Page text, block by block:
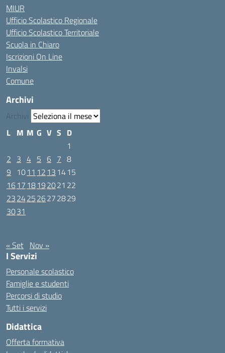
MIUR
Ufficio Scolastico Regionale
Ufficio Scolastico Territoriale
Scuola in Chiaro
Iscrizioni On Line
Invalsi
Comune
Archivi
Archivi
L M M G V S D
1
2 3 4 5 6 7 8
9 1011 12 13 1415
1617 18192021 22
23242526272829
3031
« Set Nov »
I Servizi
Personale scolastico
Famiglie e studenti
Percorsi di studio
Tutti i servizi
Didattica
Offerta formativa